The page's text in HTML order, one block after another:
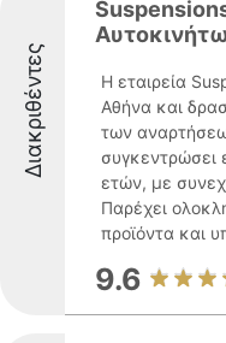
Διακριθέντες
Η εταιρεία
Αθήνα και
των
συγκεντρώσει
ετών, με
Παρέχει
προϊόντα και
9.6